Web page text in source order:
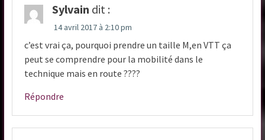
Sylvain dit :
14 avril 2017 à 2:10 pm
c’est vrai ça, pourquoi prendre un taille M,en VTT ça
peut se comprendre pour la mobilité dans le
technique mais en route ????
Répondre